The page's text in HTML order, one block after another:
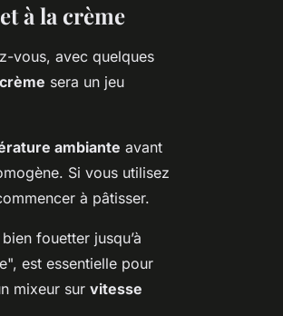
à la crème
vous, avec quelques
sera un jeu
ambiante avant
Si vous utilisez
à pâtisser.
fouetter jusqu’à
est essentielle pour
mixeur sur vitesse